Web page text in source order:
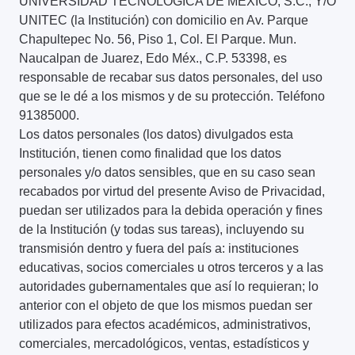
UNITEC (la Institución) con domicilio en Av. Parque
Chapultepec No. 56, Piso 1, Col. El Parque. Mun.
Naucalpan de Juarez, Edo Méx., C.P. 53398, es
responsable de recabar sus datos personales, del uso
que se le dé a los mismos y de su protección. Teléfono
91385000.
Los datos personales (los datos) divulgados esta
Institución, tienen como finalidad que los datos
personales y/o datos sensibles, que en su caso sean
recabados por virtud del presente Aviso de Privacidad,
puedan ser utilizados para la debida operación y fines
de la Institución (y todas sus tareas), incluyendo su
transmisión dentro y fuera del país a: instituciones
educativas, socios comerciales u otros terceros y a las
autoridades gubernamentales que así lo requieran; lo
anterior con el objeto de que los mismos puedan ser
utilizados para efectos académicos, administrativos,
comerciales, mercadológicos, ventas, estadísticos y